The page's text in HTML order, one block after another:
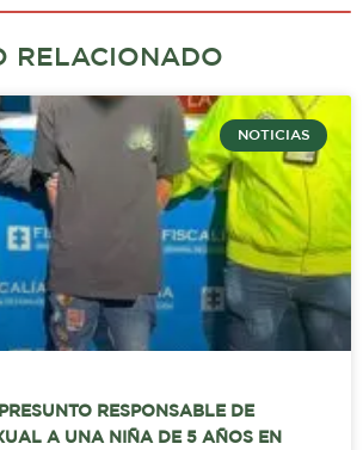
RELACIONADO
NOTICIAS
RESPONSABLE DE
A UNA NIÑA DE 5 AÑOS EN